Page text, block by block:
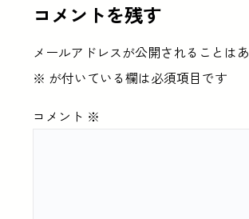
コメントを残す
メールアドレスが公開されることはあ
※ が付いている欄は必須項目です
コメント ※